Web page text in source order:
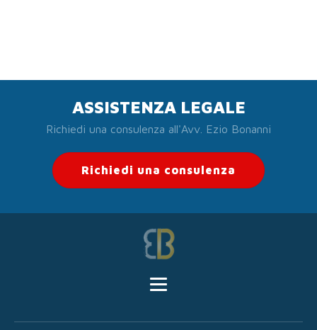
ASSISTENZA LEGALE
Richiedi una consulenza all'Avv. Ezio Bonanni
Richiedi una consulenza